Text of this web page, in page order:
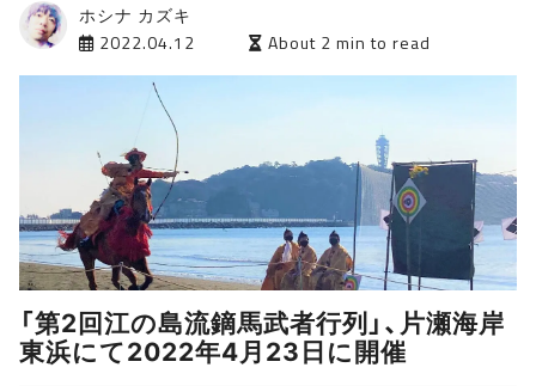
ホシナ カズキ
2022.04.12
About 2 min to read
「第2回江の島流鏑馬武者行列」、片瀬海岸
東浜にて2022年4月23日に開催